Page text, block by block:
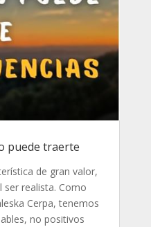
puede traerte
de gran valor,
ser realista. Como
Cerpa, tenemos
no positivos